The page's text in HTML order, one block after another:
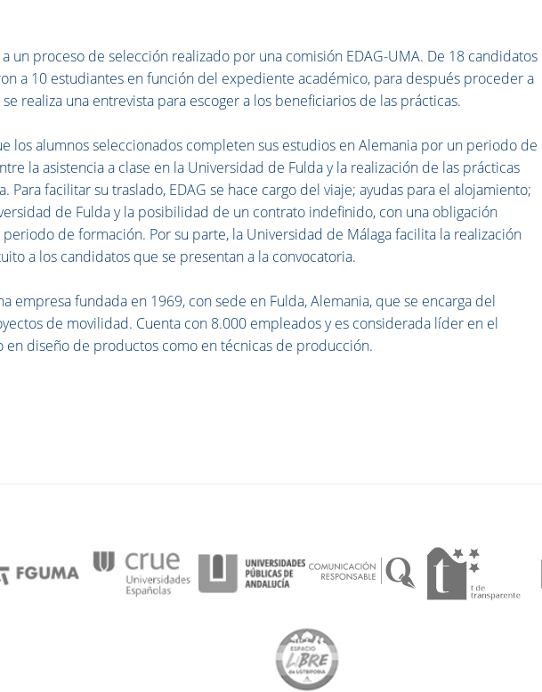
un proceso de selección realizado por una comisión EDAG-UMA. De 18 candidatos
a 10 estudiantes en función del expediente académico, para después proceder a
realiza una entrevista para escoger a los beneficiarios de las prácticas.
los alumnos seleccionados completen sus estudios en Alemania por un periodo de
la asistencia a clase en la Universidad de Fulda y la realización de las prácticas
Para facilitar su traslado, EDAG se hace cargo del viaje; ayudas para el alojamiento;
de Fulda y la posibilidad de un contrato indefinido, con una obligación
de formación. Por su parte, la Universidad de Málaga facilita la realización
a los candidatos que se presentan a la convocatoria.
empresa fundada en 1969, con sede en Fulda, Alemania, que se encarga del
de movilidad. Cuenta con 8.000 empleados y es considerada líder en el
en diseño de productos como en técnicas de producción.